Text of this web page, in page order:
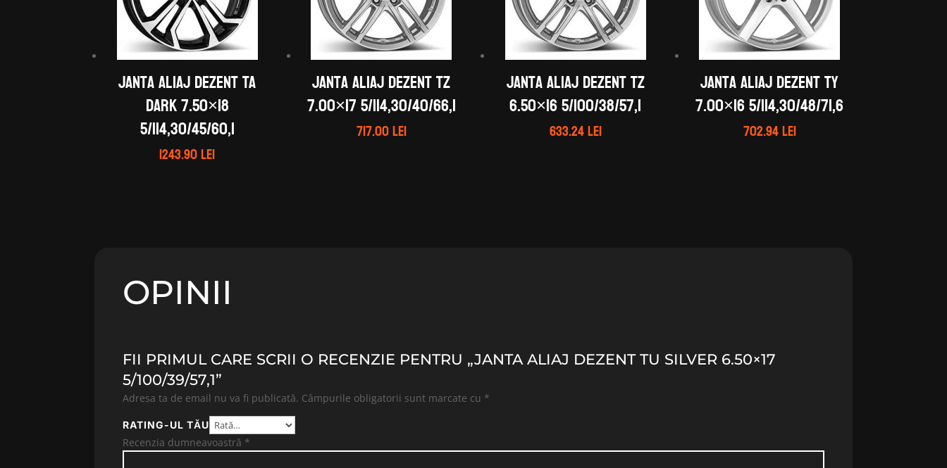
Janta aliaj DEZENT TA
dark 7.50×18
5/114,30/45/60,1
1243.90lei
Janta aliaj DEZENT TZ
7.00×17 5/114,30/40/66,1
717.00lei
Janta aliaj DEZENT TZ
6.50×16 5/100/38/57,1
633.24lei
Janta aliaj DEZENT TY
7.00×16 5/114,30/48/71,6
702.94lei
OPINII
FII PRIMUL CARE SCRII O RECENZIE PENTRU „JANTA ALIAJ DEZENT TU SILVER 6.50×17
5/100/39/57,1”
Adresa ta de email nu va fi publicată. Câmpurile obligatorii sunt marcate cu *
RATING-UL TĂU
Recenzia dumneavoastră *